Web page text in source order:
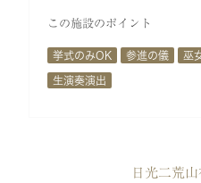
この施設のポイント
挙式のみOK 参進の儀 巫
生演奏演出
日光二荒